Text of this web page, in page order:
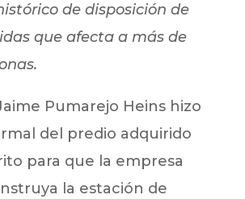
de disposición de
que afecta a más de
Pumarejo Heins hizo
del predio adquirido
para que la empresa
la estación de